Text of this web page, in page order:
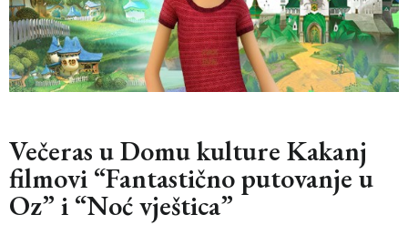
Večeras u Domu kulture Kakanj
filmovi “Fantastično putovanje u
Oz” i “Noć vještica”